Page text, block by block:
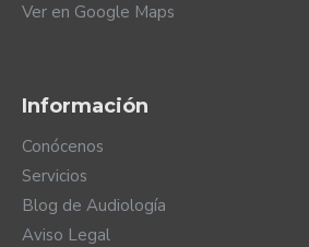
Ver en Google Maps
Información
Conócenos
Servicios
Blog de Audiología
Aviso Legal